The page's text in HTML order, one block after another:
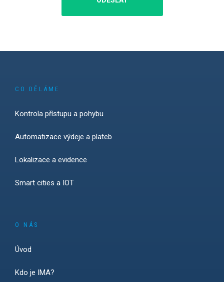
CO DĚLÁME
Kontrola přístupu a pohybu
Automatizace výdeje a plateb
Lokalizace a evidence
Smart cities a IOT
O NÁS
Úvod
Kdo je IMA?